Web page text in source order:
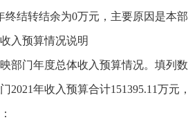
终结转结余为0万元，主要原因是本
入预算情况说明
映部门年度总体收入预算情况。填列
2021年收入预算合计151395.11万